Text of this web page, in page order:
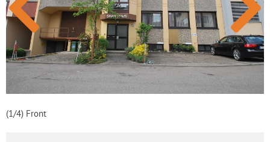
(1/4) Front